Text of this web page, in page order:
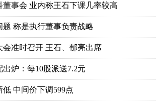
事会 业内称王石下课几率较高
称是执行董事负责战略
会准时召开 王石、郁亮出席
炉：每10股派送7.2元
中间价下调599点